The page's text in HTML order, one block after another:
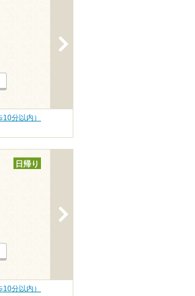
分以内）
日帰り
分以内）